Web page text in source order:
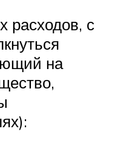
расходов, с
на